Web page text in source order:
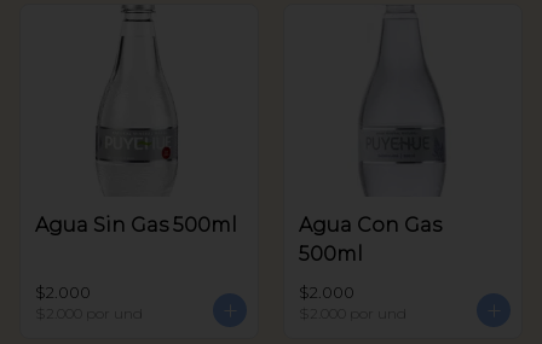
Agua Sin Gas 500ml
$2.000
$2.000 por und
Agua Con Gas
500ml
$2.000
$2.000 por und